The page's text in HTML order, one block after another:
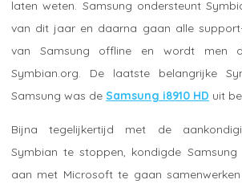
laten weten. Samsung ondersteunt
van dit jaar en daarna gaan alle
van Samsung offline en wordt men
Symbian.org. De laatste belangrijke
Samsung was de Samsung i8910 HD uit
Bijna tegelijkertijd met de
Symbian te stoppen, kondigde Samsung
aan met Microsoft te gaan